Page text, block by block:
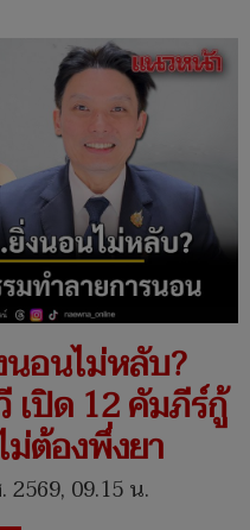
อนไม่หลับ?
เปิด 12 คัมภีร์กู้
ต้องพึ่งยา
09.15 น.